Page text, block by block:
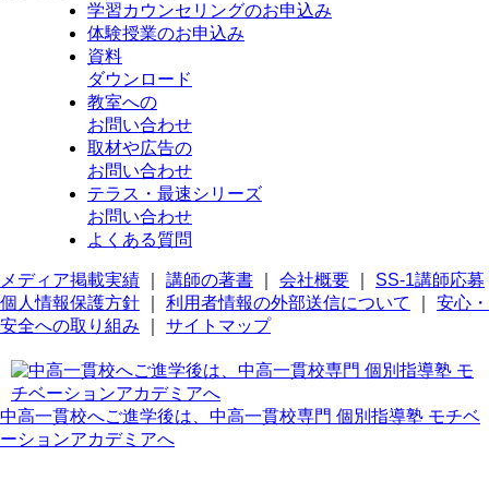
学習カウンセリングのお申込み
体験授業のお申込み
資料
ダウンロード
教室への
お問い合わせ
取材や広告の
お問い合わせ
テラス・最速シリーズ
お問い合わせ
よくある質問
メディア掲載実績 講師の著書 会社概要
SS-1講師応募
個人情報保護方針
利用者情報の外部送信について
安心・
安全への取り組み
サイトマップ
中高一貫校へご進学後は、中高一貫校専門 個別指導塾 モチベ
ーションアカデミアへ